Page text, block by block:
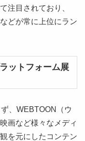
注目されており、
どが常に上位にラン
ットフォーム展
、WEBTOON（ウ
画など様々なメディ
を元にしたコンテン